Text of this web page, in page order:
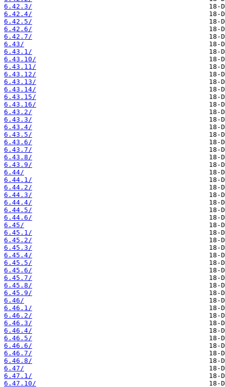
6.42.3/
6.42.4/
6.42.5/
6.42.6/
6.42.7/
6.43/
6.43.1/
6.43.10/
6.43.11/
6.43.12/
6.43.13/
6.43.14/
6.43.15/
6.43.16/
6.43.2/
6.43.3/
6.43.4/
6.43.5/
6.43.6/
6.43.7/
6.43.8/
6.43.9/
6.44/
6.44.1/
6.44.2/
6.44.3/
6.44.4/
6.44.5/
6.44.6/
6.45/
6.45.1/
6.45.2/
6.45.3/
6.45.4/
6.45.5/
6.45.6/
6.45.7/
6.45.8/
6.45.9/
6.46/
6.46.1/
6.46.2/
6.46.3/
6.46.4/
6.46.5/
6.46.6/
6.46.7/
6.46.8/
6.47/
6.47.1/
6.47.10/